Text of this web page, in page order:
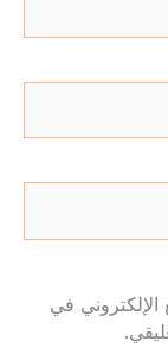
الإلكتروني في